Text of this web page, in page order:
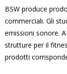
BSW produce
commerciali. Gli
emissioni sonore.
strutture per il
prodotti